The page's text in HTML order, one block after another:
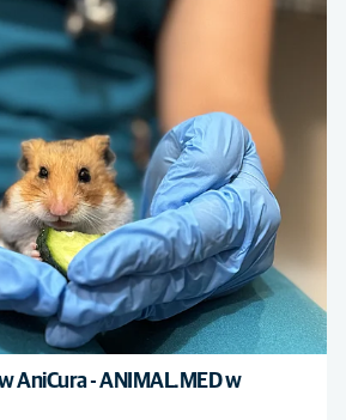
AniCura - ANIMAL.MED w